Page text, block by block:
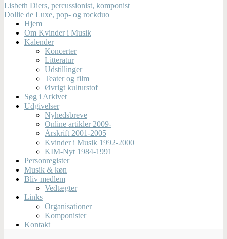
Lisbeth Diers, percussionist, komponist
Dollie de Luxe, pop- og rockduo
Hjem
Om Kvinder i Musik
Kalender
Koncerter
Litteratur
Udstillinger
Teater og film
Øvrigt kulturstof
Søg i Arkivet
Udgivelser
Nyhedsbreve
Online artikler 2009-
Årskrift 2001-2005
Kvinder i Musik 1992-2000
KIM-Nyt 1984-1991
Personregister
Musik & køn
Bliv medlem
Vedtægter
Links
Organisationer
Komponister
Kontakt